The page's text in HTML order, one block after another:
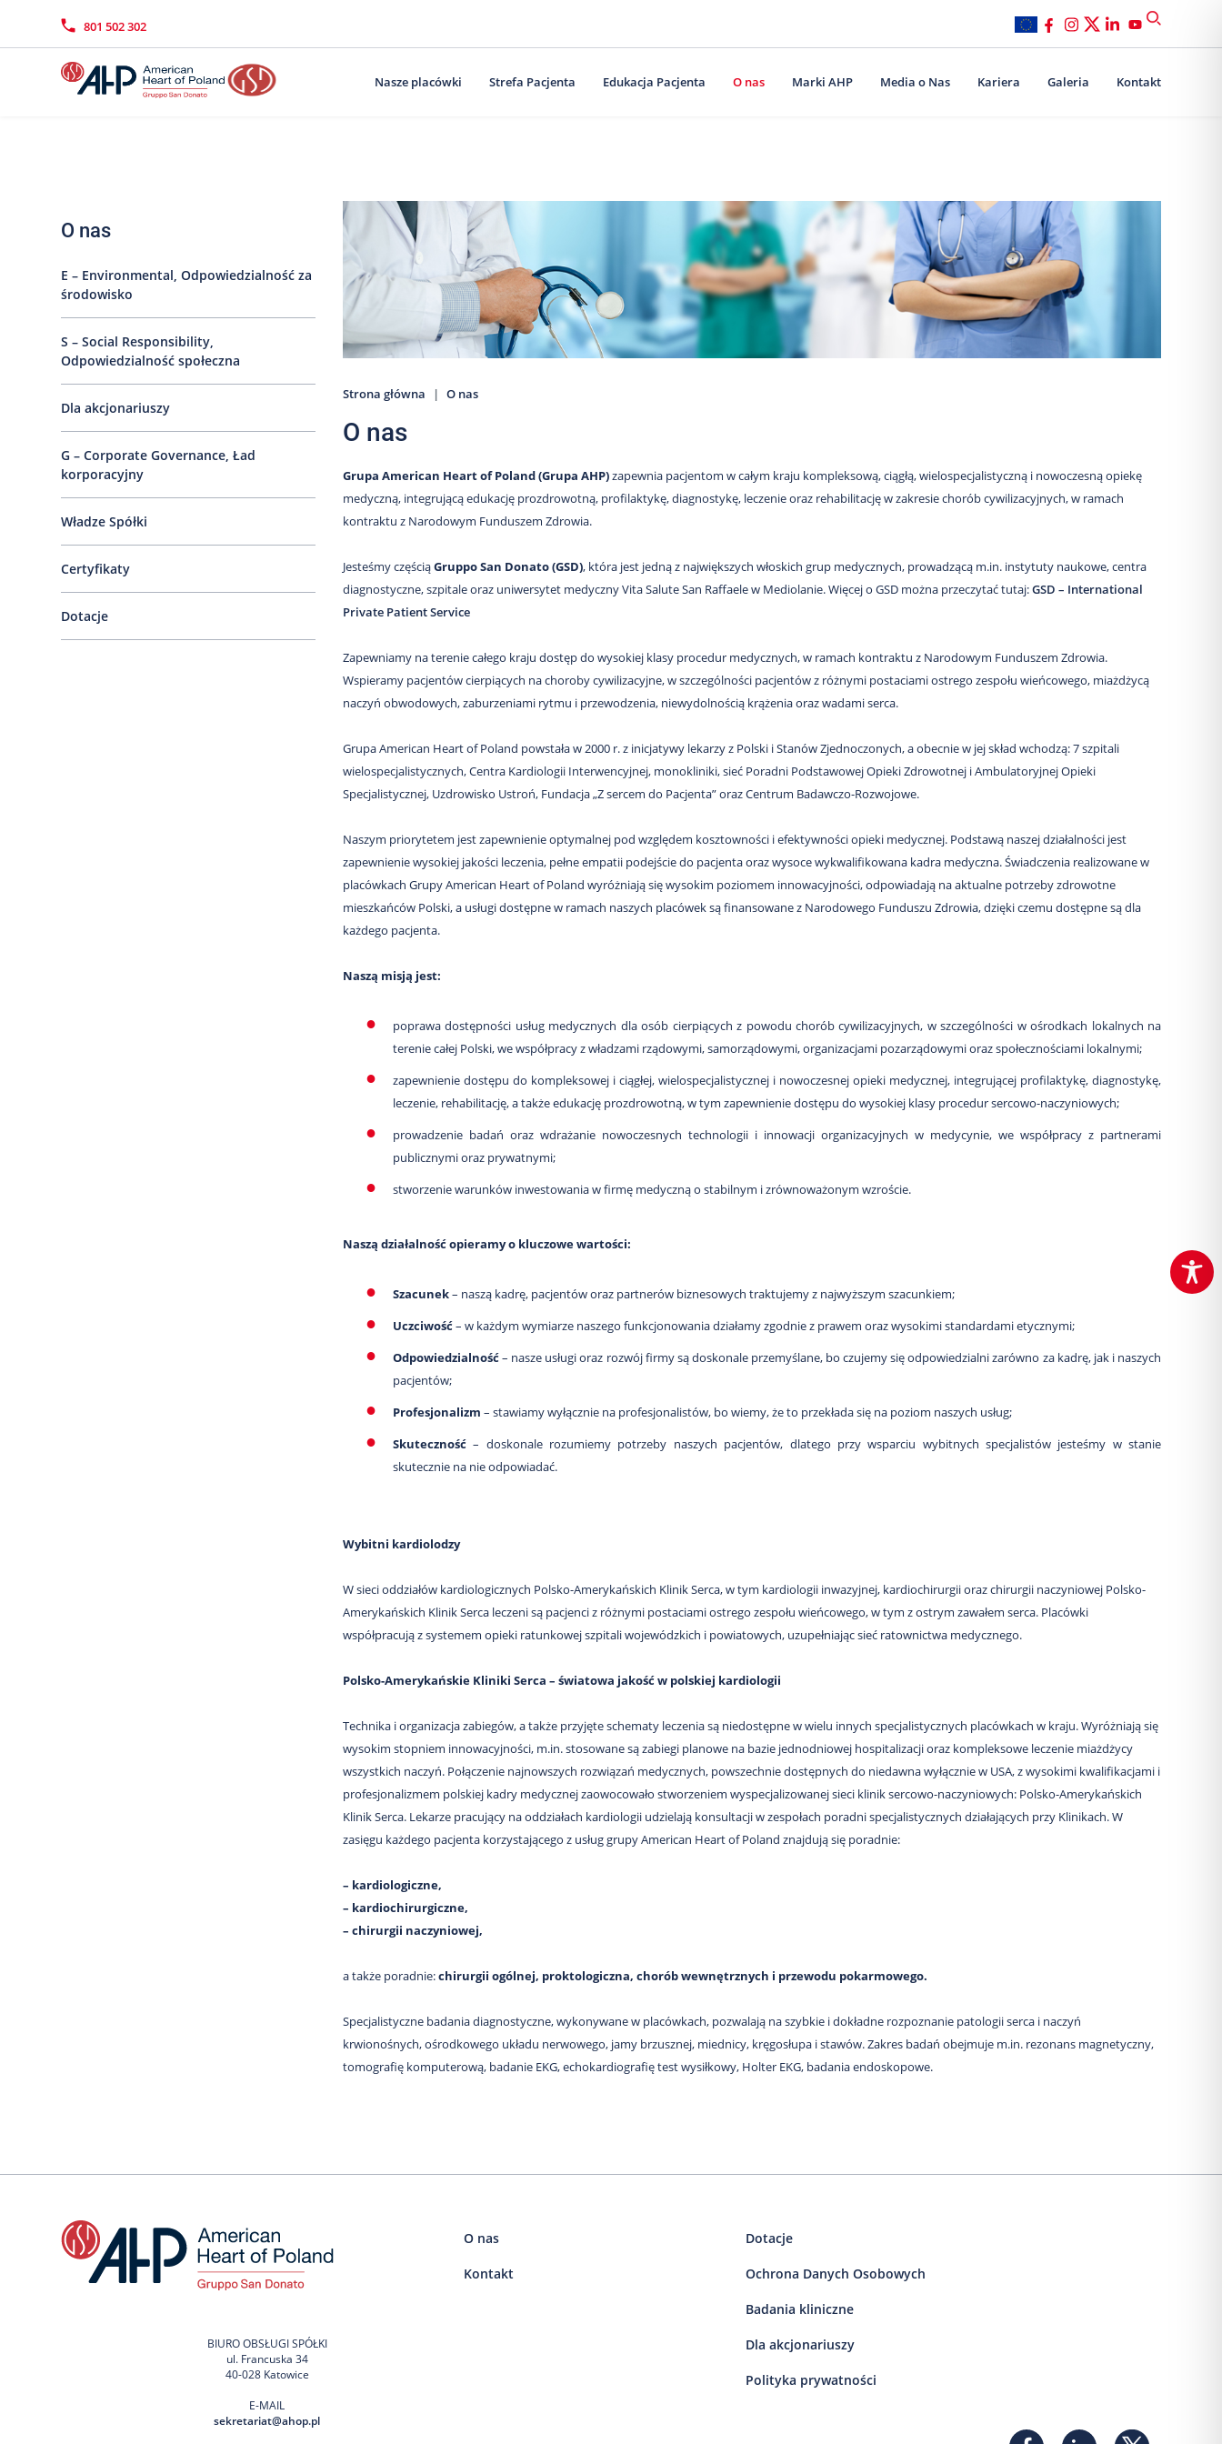
801 502 302
Nasze placówki Strefa Pacjenta Edukacja Pacjenta O nas Marki AHP Media o Nas Kariera Galeria Kontakt
O nas
Certyfikaty
Władze Spółki
G – Corporate Governance, Ład
korporacyjny
Dotacje
S – Social Responsibility,
Odpowiedzialność społeczna
E – Environmental, Odpowiedzialność za
środowisko
Dla akcjonariuszy
Strona główna O nas
O nas
Grupa American Heart of Poland (Grupa AHP)zapewnia pacjentom w całym kraju kompleksową, ciągłą, wielospecjalistyczną i nowoczesną opiekę
medyczną, integrującą edukację prozdrowotną, profilaktykę, diagnostykę, leczenie oraz rehabilitację w zakresie chorób cywilizacyjnych, w ramach
kontraktu z Narodowym Funduszem Zdrowia.
Jesteśmy częściąGruppo San Donato (GSD), która jest jedną z największych włoskich grup medycznych, prowadzącą m.in. instytuty naukowe, centra
diagnostyczne, szpitale oraz uniwersytet medyczny Vita Salute San Raffaele w Mediolanie. Więcej o GSD można przeczytać tutaj:GSD – International
Private Patient Service
Zapewniamy na terenie całego kraju dostęp do wysokiej klasy procedur medycznych, w ramach kontraktu z Narodowym Funduszem Zdrowia.
Wspieramy pacjentów cierpiących na choroby cywilizacyjne, w szczególności pacjentów z różnymi postaciami ostrego zespołu wieńcowego, miażdżycą
naczyń obwodowych, zaburzeniami rytmu i przewodzenia, niewydolnością krążenia oraz wadami serca.
Grupa American Heart of Poland powstała w 2000 r. z inicjatywy lekarzy z Polski i Stanów Zjednoczonych, a obecnie w jej skład wchodzą: 7 szpitali
wielospecjalistycznych, Centra Kardiologii Interwencyjnej, monokliniki, sieć Poradni Podstawowej Opieki Zdrowotnej i Ambulatoryjnej Opieki
Specjalistycznej, Uzdrowisko Ustroń, Fundacja „Z sercem do Pacjenta” oraz Centrum Badawczo-Rozwojowe.
Naszym priorytetem jest zapewnienie optymalnej pod względem kosztowności i efektywności opieki medycznej. Podstawą naszej działalności jest
zapewnienie wysokiej jakości leczenia, pełne empatii podejście do pacjenta oraz wysoce wykwalifikowana kadra medyczna. Świadczenia realizowane w
placówkach Grupy American Heart of Poland wyróżniają się wysokim poziomem innowacyjności, odpowiadają na aktualne potrzeby zdrowotne
mieszkańców Polski, a usługi dostępne w ramach naszych placówek są finansowane z Narodowego Funduszu Zdrowia, dzięki czemu dostępne są dla
każdego pacjenta.
Naszą misją jest:
poprawa dostępności usług medycznych dla osób cierpiących z powodu chorób cywilizacyjnych, w szczególności w ośrodkach lokalnych na
terenie całej Polski, we współpracy z władzami rządowymi, samorządowymi, organizacjami pozarządowymi oraz społecznościami lokalnymi;
zapewnienie dostępu do kompleksowej i ciągłej, wielospecjalistycznej i nowoczesnej opieki medycznej, integrującej profilaktykę, diagnostykę,
leczenie, rehabilitację, a także edukację prozdrowotną, w tym zapewnienie dostępu do wysokiej klasy procedur sercowo-naczyniowych;
prowadzenie badań oraz wdrażanie nowoczesnych technologii i innowacji organizacyjnych w medycynie, we współpracy z partnerami
publicznymi oraz prywatnymi;
stworzenie warunków inwestowania w firmę medyczną o stabilnym i zrównoważonym wzroście.
Naszą działalność opieramy o kluczowe wartości:
Szacunek– naszą kadrę, pacjentów oraz partnerów biznesowych traktujemy z najwyższym szacunkiem;
Uczciwość– w każdym wymiarze naszego funkcjonowania działamy zgodnie z prawem oraz wysokimi standardami etycznymi;
Odpowiedzialność– nasze usługi oraz rozwój firmy są doskonale przemyślane, bo czujemy się odpowiedzialni zarówno za kadrę, jak i naszych
pacjentów;
Profesjonalizm – stawiamy wyłącznie na profesjonalistów, bo wiemy, że to przekłada się na poziom naszych usług;
Skuteczność – doskonale rozumiemy potrzeby naszych pacjentów, dlatego przy wsparciu wybitnych specjalistów jesteśmy w stanie
skutecznie na nie odpowiadać.
Wybitni kardiolodzy
W sieci oddziałów kardiologicznych Polsko-Amerykańskich Klinik Serca, w tym kardiologii inwazyjnej, kardiochirurgii oraz chirurgii naczyniowej Polsko-
Amerykańskich Klinik Serca leczeni są pacjenci z różnymi postaciami ostrego zespołu wieńcowego, w tym z ostrym zawałem serca. Placówki
współpracują z systemem opieki ratunkowej szpitali wojewódzkich i powiatowych, uzupełniając sieć ratownictwa medycznego.
Polsko-Amerykańskie Kliniki Serca – światowa jakość w polskiej kardiologii
Technika i organizacja zabiegów, a także przyjęte schematy leczenia są niedostępne w wielu innych specjalistycznych placówkach w kraju. Wyróżniają się
wysokim stopniem innowacyjności, m.in. stosowane są zabiegi planowe na bazie jednodniowej hospitalizacji oraz kompleksowe leczenie miażdżycy
wszystkich naczyń. Połączenie najnowszych rozwiązań medycznych, powszechnie dostępnych do niedawna wyłącznie w USA, z wysokimi kwalifikacjami i
profesjonalizmem polskiej kadry medycznej zaowocowało stworzeniem wyspecjalizowanej sieci klinik sercowo-naczyniowych: Polsko-Amerykańskich
Klinik Serca. Lekarze pracujący na oddziałach kardiologii udzielają konsultacji w zespołach poradni specjalistycznych działających przy Klinikach. W
zasięgu każdego pacjenta korzystającego z usług grupy American Heart of Poland znajdują się poradnie:
– kardiologiczne,
– kardiochirurgiczne,
– chirurgii naczyniowej,
a także poradnie:chirurgii ogólnej, proktologiczna, chorób wewnętrznych i przewodu pokarmowego.
Specjalistyczne badania diagnostyczne, wykonywane w placówkach, pozwalają na szybkie i dokładne rozpoznanie patologii serca i naczyń
krwionośnych, ośrodkowego układu nerwowego, jamy brzusznej, miednicy, kręgosłupa i stawów. Zakres badań obejmuje m.in. rezonans magnetyczny,
tomografię komputerową, badanie EKG, echokardiografię test wysiłkowy, Holter EKG, badania endoskopowe.
BIURO OBSŁUGI SPÓŁKI
ul. Francuska 34
40-028 Katowice
E-MAIL
sekretariat@ahop.pl
O nas
Kontakt
Dotacje
Ochrona Danych Osobowych
Badania kliniczne
Dla akcjonariuszy
Polityka prywatności